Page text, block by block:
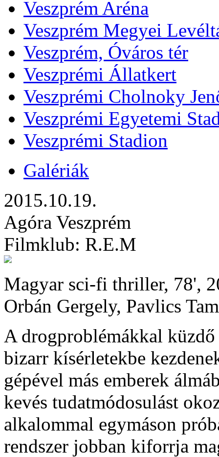
Veszprém Aréna
Veszprém Megyei
Veszprém, Óváros tér
Veszprémi Állatkert
Veszprémi Cholnoky
Veszprémi Egyetemi
Veszprémi Stadion
Galériák
2015.10.19.
Agóra Veszprém
Filmklub: R.E.M
Magyar sci-fi thriller, 78',
Orbán Gergely, Pavlics
A drogproblémákkal
bizarr kísérletekbe
gépével más emberek
kevés tudatmódosulást
alkalommal egymáson
rendszer jobban kiforrja